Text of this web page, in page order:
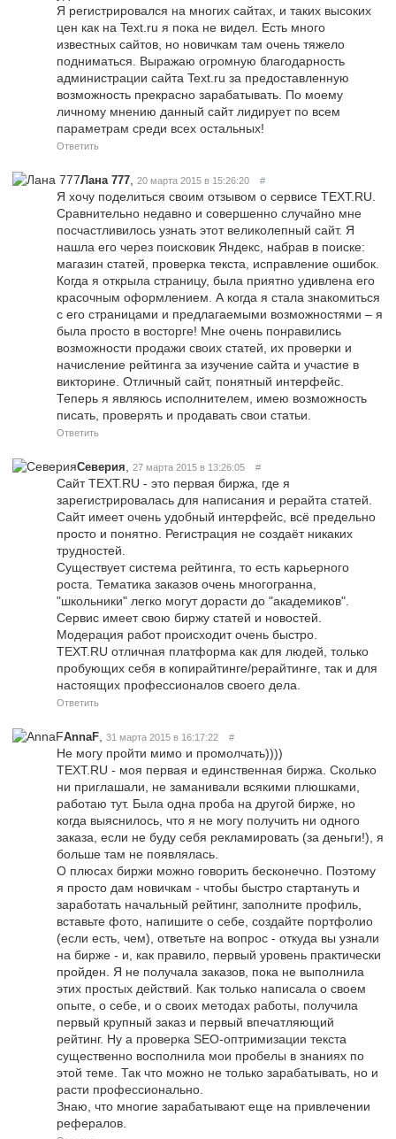
Я регистрировался на многих сайтах, и таких высоких
цен как на Text.ru я пока не видел. Есть много
известных сайтов, но новичкам там очень тяжело
подниматься. Выражаю огромную благодарность
администрации сайта Text.ru за предоставленную
возможность прекрасно зарабатывать. По моему
личному мнению данный сайт лидирует по всем
параметрам среди всех остальных!
Ответить
Лана 777 20 марта 2015 в 15:26:20 #
Я хочу поделиться своим отзывом о сервисе TEXT.RU.
Сравнительно недавно и совершенно случайно мне
посчастливилось узнать этот великолепный сайт. Я
нашла его через поисковик Яндекс, набрав в поиске:
магазин статей, проверка текста, исправление ошибок.
Когда я открыла страницу, была приятно удивлена его
красочным оформлением. А когда я стала знакомиться
с его страницами и предлагаемыми возможностями – я
была просто в восторге! Мне очень понравились
возможности продажи своих статей, их проверки и
начисление рейтинга за изучение сайта и участие в
викторине. Отличный сайт, понятный интерфейс.
Теперь я являюсь исполнителем, имею возможность
писать, проверять и продавать свои статьи.
Ответить
Северия 27 марта 2015 в 13:26:05 #
Сайт TEXT.RU - это первая биржа, где я
зарегистрировалась для написания и рерайта статей.
Сайт имеет очень удобный интерфейс, всё предельно
просто и понятно. Регистрация не создаёт никаких
трудностей.
Существует система рейтинга, то есть карьерного
роста. Тематика заказов очень многогранна,
"школьники" легко могут дорасти до "академиков".
Сервис имеет свою биржу статей и новостей.
Модерация работ происходит очень быстро.
TEXT.RU отличная платформа как для людей, только
пробующих себя в копирайтинге/рерайтинге, так и для
настоящих профессионалов своего дела.
Ответить
AnnaF 31 марта 2015 в 16:17:22 #
Не могу пройти мимо и промолчать))))
TEXT.RU - моя первая и единственная биржа. Сколько
ни приглашали, не заманивали всякими плюшками,
работаю тут. Была одна проба на другой бирже, но
когда выяснилось, что я не могу получить ни одного
заказа, если не буду себя рекламировать (за деньги!), я
больше там не появлялась.
О плюсах биржи можно говорить бесконечно. Поэтому
я просто дам новичкам - чтобы быстро стартануть и
заработать начальный рейтинг, заполните профиль,
вставьте фото, напишите о себе, создайте портфолио
(если есть, чем), ответьте на вопрос - откуда вы узнали
на бирже - и, как правило, первый уровень практически
пройден. Я не получала заказов, пока не выполнила
этих простых действий. Как только написала о своем
опыте, о себе, и о своих методах работы, получила
первый крупный заказ и первый впечатляющий
рейтинг. Ну а проверка SEO-оптримизации текста
существенно восполнила мои пробелы в знаниях по
этой теме. Так что можно не только зарабатывать, но и
расти профессионально.
Знаю, что многие зарабатывают еще на привлечении
рефералов.